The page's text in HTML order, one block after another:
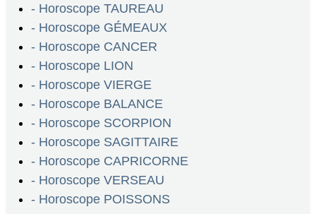
- Horoscope TAUREAU
- Horoscope GÉMEAUX
- Horoscope CANCER
- Horoscope LION
- Horoscope VIERGE
- Horoscope BALANCE
- Horoscope SCORPION
- Horoscope SAGITTAIRE
- Horoscope CAPRICORNE
- Horoscope VERSEAU
- Horoscope POISSONS